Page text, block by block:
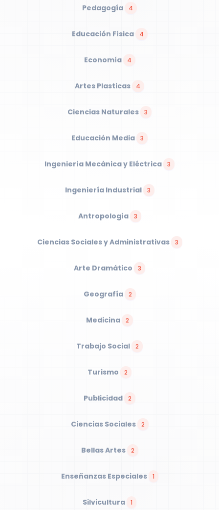
Pedagogía 4
Educación Física 4
Economía 4
Artes Plasticas 4
Ciencias Naturales 3
Educación Media 3
Ingeniería Mecánica y Eléctrica 3
Ingeniería Industrial 3
Antropología 3
Ciencias Sociales y Administrativas 3
Arte Dramático 3
Geografía 2
Medicina 2
Trabajo Social 2
Turismo 2
Publicidad 2
Ciencias Sociales 2
Bellas Artes 2
Enseñanzas Especiales 1
Silvicultura 1